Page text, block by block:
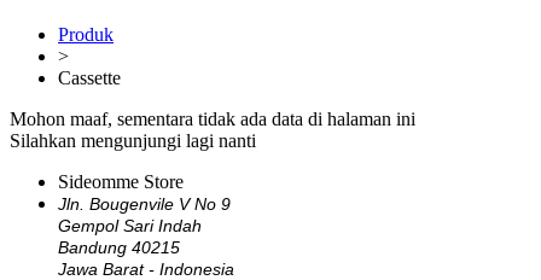
Produk
>
Cassette
Mohon maaf, sementara tidak ada data di halaman ini
Silahkan mengunjungi lagi nanti
Sideomme Store
Jln. Bougenvile V No 9
Gempol Sari Indah
Bandung 40215
Jawa Barat - Indonesia